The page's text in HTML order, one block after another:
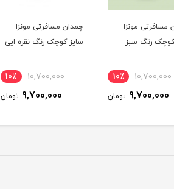
مسافرتی مونزا
کوچک رنگ سبز
10,700,000 10٪
9,700,000 تومان
چمدان مسافرتی مونزا
سایز کوچک رنگ نقره ایی
10,700,000 10٪
9,700,000 تومان